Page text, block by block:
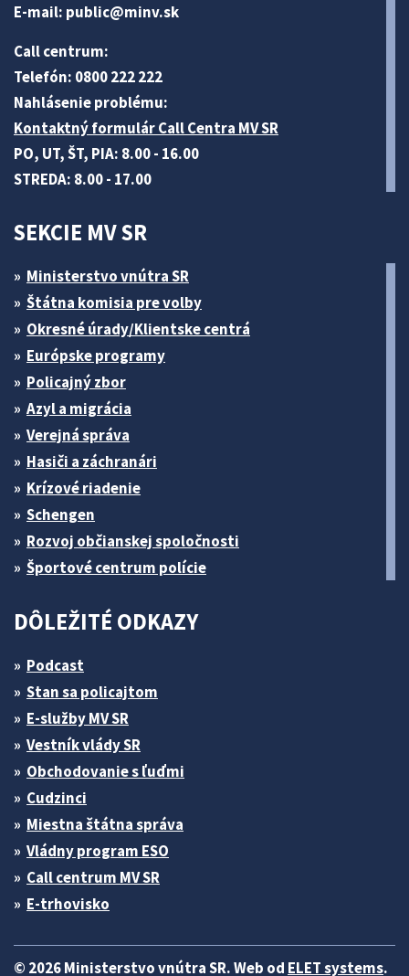
E-mail: public@minv.sk
Call centrum:
Telefón: 0800 222 222
Nahlásenie problému:
Kontaktný formulár Call Centra MV SR
PO, UT, ŠT, PIA: 8.00 - 16.00
STREDA: 8.00 - 17.00
SEKCIE MV SR
Ministerstvo vnútra SR
Štátna komisia pre volby
Okresné úrady/Klientske centrá
Európske programy
Policajný zbor
Azyl a migrácia
Verejná správa
Hasiči a záchranári
Krízové riadenie
Schengen
Rozvoj občianskej spoločnosti
Športové centrum polície
DÔLEŽITÉ ODKAZY
Podcast
Stan sa policajtom
E-služby MV SR
Vestník vlády SR
Obchodovanie s ľuďmi
Cudzinci
Miestna štátna správa
Vládny program ESO
Call centrum MV SR
E-trhovisko
© 2026 Ministerstvo vnútra SR. Web od ELET systems.